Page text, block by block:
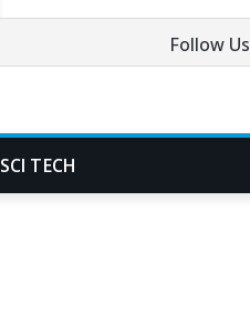
Follow Us
SCI TECH